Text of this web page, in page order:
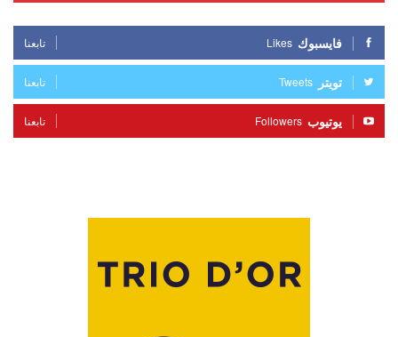
فايسبوك Likes تابعنا
تويتر Tweets تابعنا
يوتيوب Followers تابعنا